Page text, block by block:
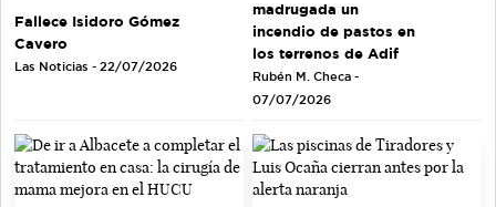
Fallece Isidoro Gómez
Cavero
Las Noticias - 22/07/2026
madrugada un
incendio de pastos en
los terrenos de Adif
Rubén M. Checa -
07/07/2026